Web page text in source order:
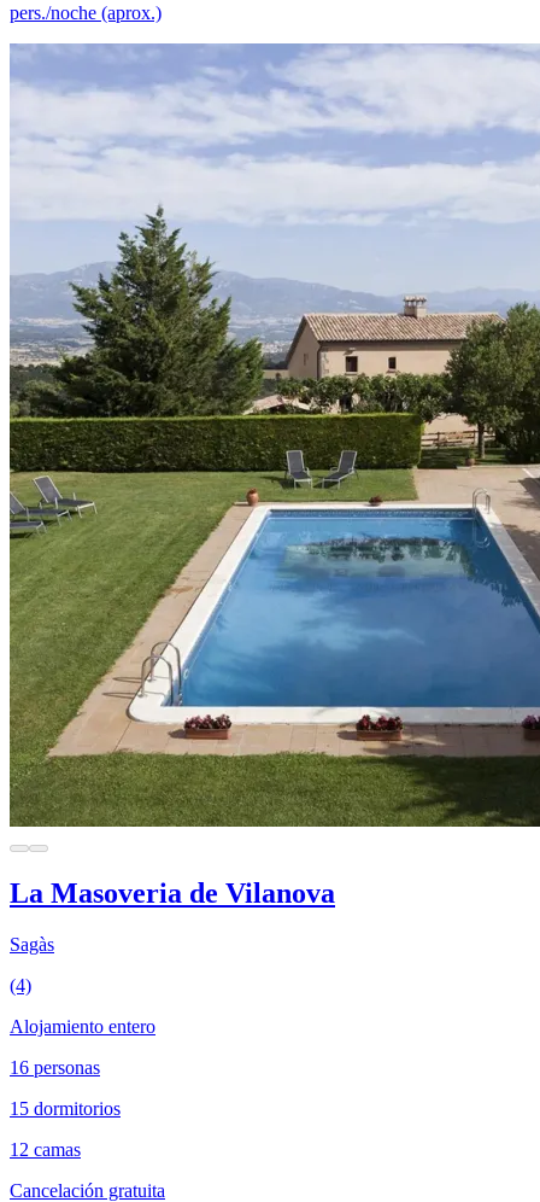
pers./noche (aprox.)
La Masoveria de Vilanova
Sagàs
(4)
Alojamiento entero
16 personas
15 dormitorios
12 camas
Cancelación gratuita